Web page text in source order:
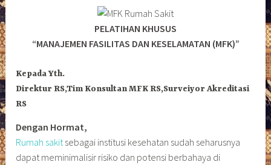
PELATIHAN KHUSUS
“MANAJEMEN FASILITAS DAN KESELAMATAN (MFK)”
Kepada Yth.
Direktur RS,Tim Konsultan MFK RS,Surveiyor Akreditasi
RS
Dengan Hormat,
Rumah sakit sebagai institusi kesehatan sudah seharusnya
dapat meminimalisir risiko dan potensi berbahaya di